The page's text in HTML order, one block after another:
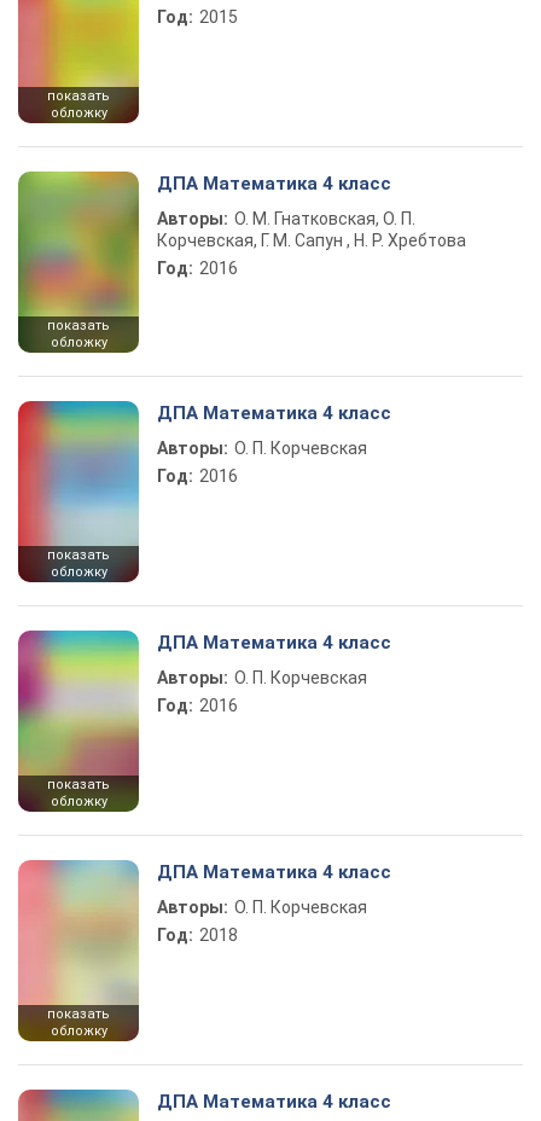
показать
обложку
Год: 2015
показать
обложку
ДПА Математика 4 класс
Авторы: О. М. Гнатковская, О. П.
Корчевская, Г. М. Сапун , Н. Р. Хребтова
Год: 2016
показать
обложку
ДПА Математика 4 класс
Авторы: О. П. Корчевская
Год: 2016
показать
обложку
ДПА Математика 4 класс
Авторы: О. П. Корчевская
Год: 2016
показать
обложку
ДПА Математика 4 класс
Авторы: О. П. Корчевская
Год: 2018
ДПА Математика 4 класс